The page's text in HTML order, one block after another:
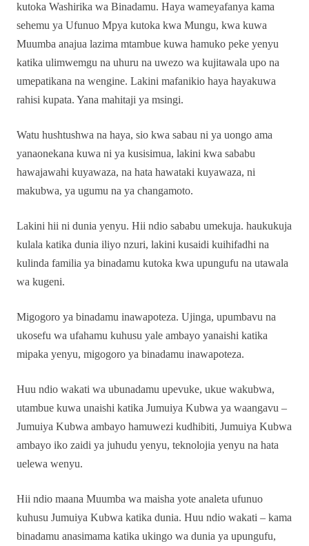
kutoka Washirika wa Binadamu. Haya wameyafanya kama
sehemu ya Ufunuo Mpya kutoka kwa Mungu, kwa kuwa
Muumba anajua lazima mtambue kuwa hamuko peke yenyu
katika ulimwemgu na uhuru na uwezo wa kujitawala upo na
umepatikana na wengine. Lakini mafanikio haya hayakuwa
rahisi kupata. Yana mahitaji ya msingi.
Watu hushtushwa na haya, sio kwa sabau ni ya uongo ama
yanaonekana kuwa ni ya kusisimua, lakini kwa sababu
hawajawahi kuyawaza, na hata hawataki kuyawaza, ni
makubwa, ya ugumu na ya changamoto.
Lakini hii ni dunia yenyu. Hii ndio sababu umekuja. haukukuja
kulala katika dunia iliyo nzuri, lakini kusaidi kuihifadhi na
kulinda familia ya binadamu kutoka kwa upungufu na utawala
wa kugeni.
Migogoro ya binadamu inawapoteza. Ujinga, upumbavu na
ukosefu wa ufahamu kuhusu yale ambayo yanaishi katika
mipaka yenyu, migogoro ya binadamu inawapoteza.
Huu ndio wakati wa ubunadamu upevuke, ukue wakubwa,
utambue kuwa unaishi katika Jumuiya Kubwa ya waangavu –
Jumuiya Kubwa ambayo hamuwezi kudhibiti, Jumuiya Kubwa
ambayo iko zaidi ya juhudu yenyu, teknolojia yenyu na hata
uelewa wenyu.
Hii ndio maana Muumba wa maisha yote analeta ufunuo
kuhusu Jumuiya Kubwa katika dunia. Huu ndio wakati – kama
binadamu anasimama katika ukingo wa dunia ya upungufu,